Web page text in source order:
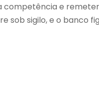
competência e
sob sigilo, e o banco